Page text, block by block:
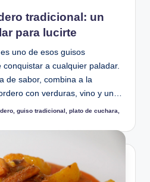
tradicional: un
para lucirte
uno de esos guisos
a cualquier paladar.
de sabor, combina a la
con verduras, vino y un…
, guiso tradicional , plato de cuchara,